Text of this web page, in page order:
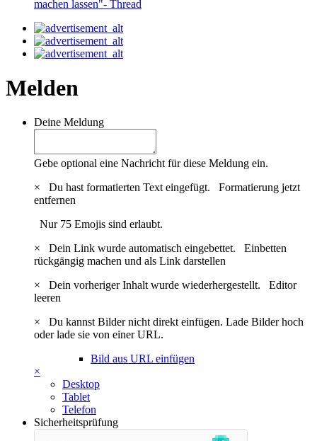
machen lassen"- Thread
Melden
Deine Meldung
Gebe optional eine Nachricht für diese Meldung ein.
×
Du hast formatierten Text eingefügt. Formatierung jetzt
entfernen
Nur 75 Emojis sind erlaubt.
×
Dein Link wurde automatisch eingebettet. Einbetten
rückgängig machen und als Link darstellen
×
Dein vorheriger Inhalt wurde wiederhergestellt. Editor
leeren
×
Du kannst Bilder nicht direkt einfügen. Lade Bilder hoch
oder lade sie von einer URL.
Bild aus URL einfügen
×
Desktop
Tablet
Telefon
Sicherheitsprüfung